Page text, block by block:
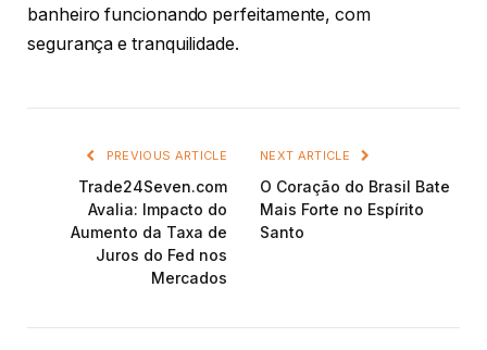
banheiro funcionando perfeitamente, com
segurança e tranquilidade.
PREVIOUS ARTICLE
Trade24Seven.com
Avalia: Impacto do
Aumento da Taxa de
Juros do Fed nos
Mercados
NEXT ARTICLE
O Coração do Brasil Bate
Mais Forte no Espírito
Santo